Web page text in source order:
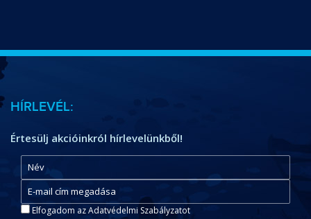
HÍRLEVÉL:
Értesülj akcióinkról hírlevelünkből!
Elfogadom az Adatvédelmi Szabályzatot